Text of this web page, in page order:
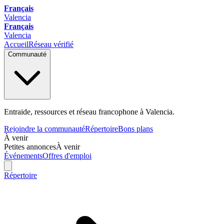
Français
Valencia
Français
Valencia
AccueilRéseau vérifié
Communauté
Entraide, ressources et réseau francophone à Valencia.
Rejoindre la communautéRépertoireBons plans
À venir
Petites annoncesÀ venir
ÉvénementsOffres d'emploi
Répertoire